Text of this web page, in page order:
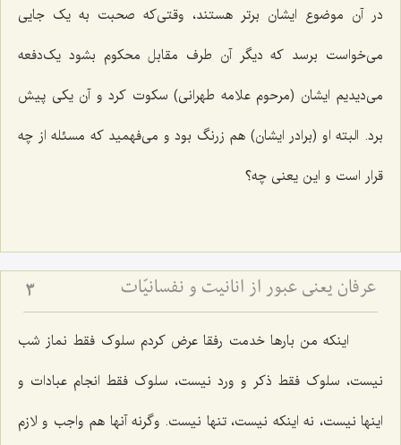
در آن موضوع ایشان برتر هستند، وقتی‌که صحبت به یک جایی
می‌خواست برسد که دیگر آن طرف مقابل محکوم بشود یک‌دفعه
می‌دیدیم ایشان (مرحوم علامه طهرانی) سکوت کرد و آن یکی پیش
برد. البته او (برادر ایشان) هم زرنگ بود و می‌فهمید که مسئله از چه
قرار است و این یعنی چه؟
عرفان یعنی عبور از انانیت و نفسانیّات 3
اینکه من بارها خدمت رفقا عرض کردم سلوک فقط نماز شب
نیست، سلوک فقط ذکر و ورد نیست، سلوک فقط انجام عبادات و
اینها نیست، نه اینکه نیست، تنها نیست. وگرنه آنها هم واجب و لازم